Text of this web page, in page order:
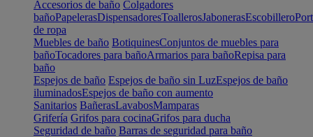
Accesorios de baño Colgadores
bañoPapelerasDispensadoresToallerosJabonerasEscobillero
de ropa
Muebles de baño BotiquinesConjuntos de muebles para
bañoTocadores para bañoArmarios para bañoRepisa para
baño
Espejos de baño Espejos de baño sin LuzEspejos de baño
iluminadosEspejos de baño con aumento
Sanitarios BañerasLavabosMamparas
Grifería Grifos para cocinaGrifos para ducha
Seguridad de baño Barras de seguridad para baño